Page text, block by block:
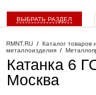
ВЫБРАТЬ РАЗДЕЛ
RMNT.RU / Каталог товаров
металлоизделия /
Катанка 6
Москва